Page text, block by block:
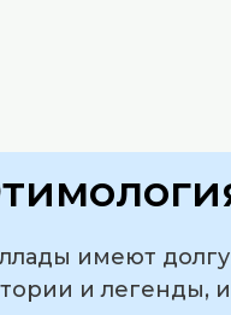
имеют
и легенды,